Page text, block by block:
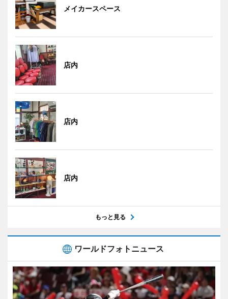
メイカースペース
店内
店内
店内
もっと見る
ワールドフォトニュース